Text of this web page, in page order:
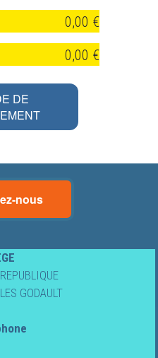
0,00 €
0,00 €
DE
nous
GODAULT